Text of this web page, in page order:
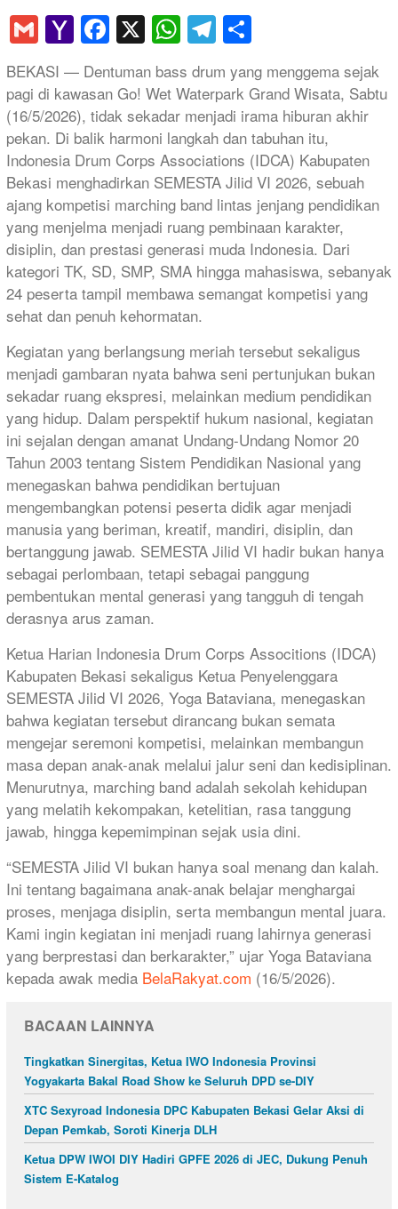
GmailYahoo
Mail
Facebook
X WhatsApp
Telegram
BEKASI — Dentuman bass drum yang menggema sejak
pagi di kawasan Go! Wet Waterpark Grand Wisata, Sabtu
(16/5/2026), tidak sekadar menjadi irama hiburan akhir
pekan. Di balik harmoni langkah dan tabuhan itu,
Indonesia Drum Corps Associations (IDCA) Kabupaten
Bekasi menghadirkan SEMESTA Jilid VI 2026, sebuah
ajang kompetisi marching band lintas jenjang pendidikan
yang menjelma menjadi ruang pembinaan karakter,
disiplin, dan prestasi generasi muda Indonesia. Dari
kategori TK, SD, SMP, SMA hingga mahasiswa, sebanyak
24 peserta tampil membawa semangat kompetisi yang
sehat dan penuh kehormatan.
Kegiatan yang berlangsung meriah tersebut sekaligus
menjadi gambaran nyata bahwa seni pertunjukan bukan
sekadar ruang ekspresi, melainkan medium pendidikan
yang hidup. Dalam perspektif hukum nasional, kegiatan
ini sejalan dengan amanat Undang-Undang Nomor 20
Tahun 2003 tentang Sistem Pendidikan Nasional yang
menegaskan bahwa pendidikan bertujuan
mengembangkan potensi peserta didik agar menjadi
manusia yang beriman, kreatif, mandiri, disiplin, dan
bertanggung jawab. SEMESTA Jilid VI hadir bukan hanya
sebagai perlombaan, tetapi sebagai panggung
pembentukan mental generasi yang tangguh di tengah
derasnya arus zaman.
Ketua Harian Indonesia Drum Corps Associtions (IDCA)
Kabupaten Bekasi sekaligus Ketua Penyelenggara
SEMESTA Jilid VI 2026, Yoga Bataviana, menegaskan
bahwa kegiatan tersebut dirancang bukan semata
mengejar seremoni kompetisi, melainkan membangun
masa depan anak-anak melalui jalur seni dan kedisiplinan.
Menurutnya, marching band adalah sekolah kehidupan
yang melatih kekompakan, ketelitian, rasa tanggung
jawab, hingga kepemimpinan sejak usia dini.
“SEMESTA Jilid VI bukan hanya soal menang dan kalah.
Ini tentang bagaimana anak-anak belajar menghargai
proses, menjaga disiplin, serta membangun mental juara.
Kami ingin kegiatan ini menjadi ruang lahirnya generasi
yang berprestasi dan berkarakter,” ujar Yoga Bataviana
kepada awak media BelaRakyat.com (16/5/2026).
BACAAN LAINNYA
Tingkatkan Sinergitas, Ketua IWO Indonesia Provinsi
Yogyakarta Bakal Road Show ke Seluruh DPD se-DIY
XTC Sexyroad Indonesia DPC Kabupaten Bekasi Gelar Aksi di
Depan Pemkab, Soroti Kinerja DLH
Ketua DPW IWOI DIY Hadiri GPFE 2026 di JEC, Dukung Penuh
Sistem E-Katalog